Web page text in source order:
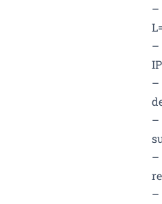
–
–
–
–
–
–